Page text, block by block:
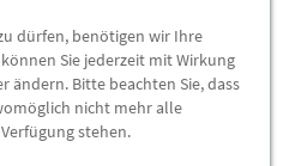
dürfen, benötigen wir Ihre
Sie jederzeit mit Wirkung
Bitte beachten Sie, dass
nicht mehr alle
stehen.